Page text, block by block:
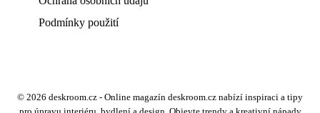
Podmínky použití
© 2026 deskroom.cz - Online magazín deskroom.cz nabízí inspiraci a tipy